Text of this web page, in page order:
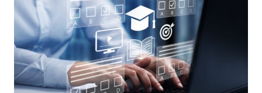
KARIERĘ
BADAWCZĄ